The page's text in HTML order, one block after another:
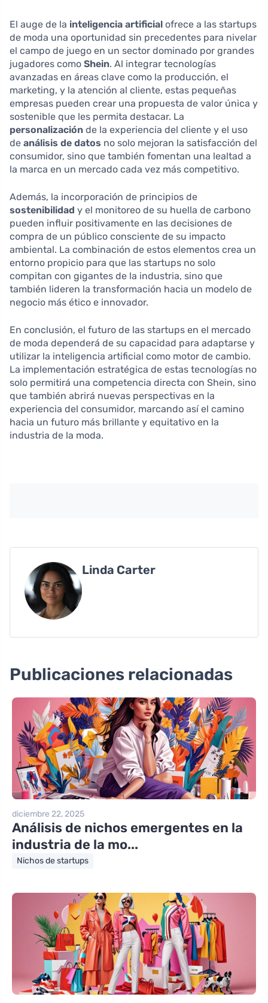
El auge de la inteligencia artificial ofrece a las startups
de moda una oportunidad sin precedentes para nivelar
el campo de juego en un sector dominado por grandes
jugadores como Shein. Al integrar tecnologías
avanzadas en áreas clave como la producción, el
marketing, y la atención al cliente, estas pequeñas
empresas pueden crear una propuesta de valor única y
sostenible que les permita destacar. La
personalización de la experiencia del cliente y el uso
de análisis de datos no solo mejoran la satisfacción del
consumidor, sino que también fomentan una lealtad a
la marca en un mercado cada vez más competitivo.
Además, la incorporación de principios de
sostenibilidad y el monitoreo de su huella de carbono
pueden influir positivamente en las decisiones de
compra de un público consciente de su impacto
ambiental. La combinación de estos elementos crea un
entorno propicio para que las startups no solo
compitan con gigantes de la industria, sino que
también lideren la transformación hacia un modelo de
negocio más ético e innovador.
En conclusión, el futuro de las startups en el mercado
de moda dependerá de su capacidad para adaptarse y
utilizar la inteligencia artificial como motor de cambio.
La implementación estratégica de estas tecnologías no
solo permitirá una competencia directa con Shein, sino
que también abrirá nuevas perspectivas en la
experiencia del consumidor, marcando así el camino
hacia un futuro más brillante y equitativo en la
industria de la moda.
Linda Carter
Publicaciones relacionadas
diciembre 22, 2025
Análisis de nichos emergentes en la
industria de la mo...
Nichos de startups